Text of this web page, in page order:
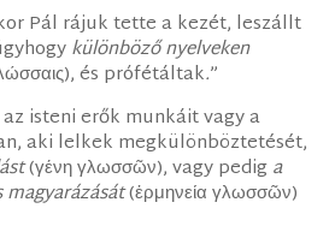
Pál rájuk tette a kezét, leszállt
különböző nyelveken
és prófétáltak.”
az isteni erők munkáit vagy a
aki lelkek megkülönböztetését,
(γένη γλωσσῶν), vagy pediga
magyarázását(ἑρμηνεία γλωσσῶν)